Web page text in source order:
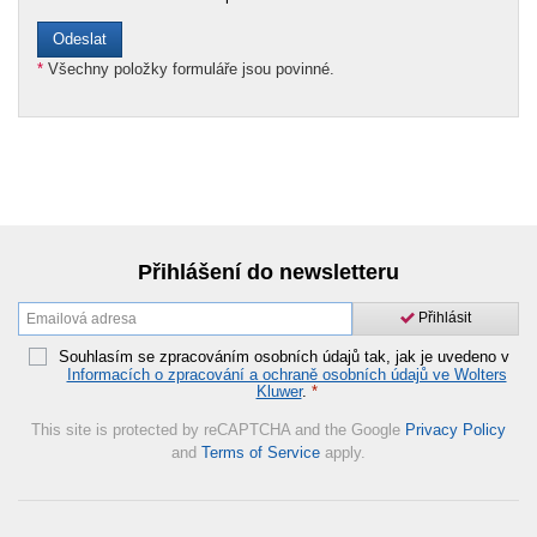
* Všechny položky formuláře jsou povinné.
Přihlášení do newsletteru
Přihlásit
Souhlasím se zpracováním osobních údajů tak, jak je uvedeno v
Informacích o zpracování a ochraně osobních údajů ve Wolters
Kluwer. *
This site is protected by reCAPTCHA and the Google Privacy Policy
and Terms of Service apply.